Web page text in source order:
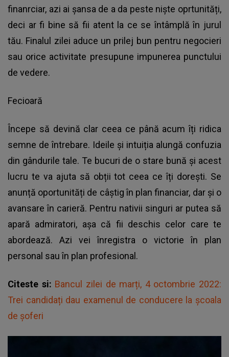
finanrciar, azi ai șansa de a da peste niște oprtunități,
deci ar fi bine să fii atent la ce se întâmplă în jurul
tău. Finalul zilei aduce un prilej bun pentru negocieri
sau orice activitate presupune impunerea punctului
de vedere.
Fecioară
Începe să devină clar ceea ce până acum îți ridica
semne de întrebare. Ideile și intuiția alungă confuzia
din gândurile tale. Te bucuri de o stare bună și acest
lucru te va ajuta să obții tot ceea ce îți dorești. Se
anunță oportunități de câștig în plan financiar, dar și o
avansare în carieră. Pentru nativii singuri ar putea să
apară admiratori, așa că fii deschis celor care te
abordează. Azi vei înregistra o victorie în plan
personal sau în plan profesional.
Citeste si: Bancul zilei de marți, 4 octombrie 2022:
Trei candidați dau examenul de conducere la școala
de șoferi